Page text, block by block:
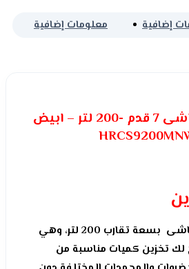
إضافية معلومات إضافية
فريزر افقي هيتاشى 7 قدم -200 لتر – ابيض
يأتي فريزر افقي هيتاشى بسعة تقارب 200 لتر، وهي
لك تخزين كميات مناسبة من